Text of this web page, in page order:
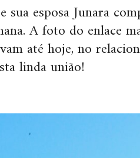
esposa Junara
A foto do enlace
até hoje, no
linda união!